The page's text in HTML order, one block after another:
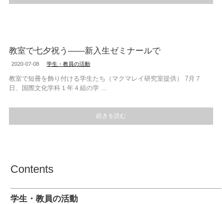
教室で七夕祝う――新入生ゼミナールで
2020-07-08 学生・教員の活動
教室で短冊を飾り付ける学生たち（マクマレイ研究室提供） 7月７
日、国際文化学科１年４組の学 ...
続きを読む
Contents
学生・教員の活動